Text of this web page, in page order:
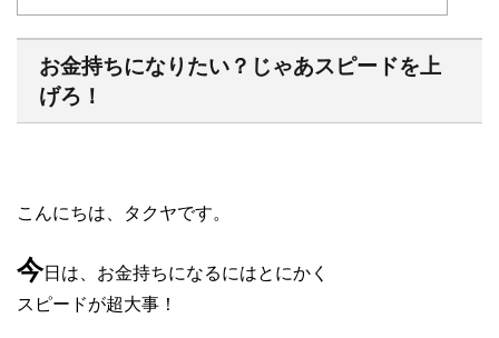
お金持ちになりたい？じゃあスピードを上
げろ！
こんにちは、タクヤです。
今日は、お金持ちになるにはとにかく
スピードが超大事！